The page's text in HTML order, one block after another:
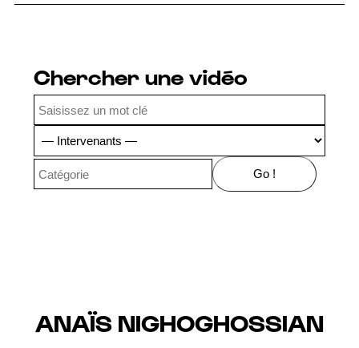
Chercher une vidéo
ANAÏS NIGHOGHOSSIAN